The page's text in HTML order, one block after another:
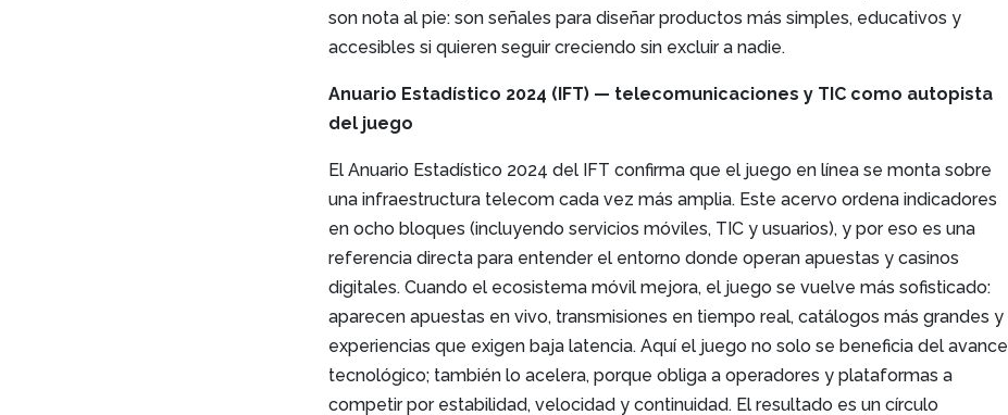
son nota al pie: son señales para diseñar productos más simples, educativos y
accesibles si quieren seguir creciendo sin excluir a nadie.
Anuario Estadístico 2024 (IFT) — telecomunicaciones y TIC como autopista
del juego
El Anuario Estadístico 2024 del IFT confirma que el juego en línea se monta sobre
una infraestructura telecom cada vez más amplia. Este acervo ordena indicadores
en ocho bloques (incluyendo servicios móviles, TIC y usuarios), y por eso es una
referencia directa para entender el entorno donde operan apuestas y casinos
digitales. Cuando el ecosistema móvil mejora, el juego se vuelve más sofisticado:
aparecen apuestas en vivo, transmisiones en tiempo real, catálogos más grandes y
experiencias que exigen baja latencia. Aquí el juego no solo se beneficia del avance
tecnológico; también lo acelera, porque obliga a operadores y plataformas a
competir por estabilidad, velocidad y continuidad. El resultado es un círculo